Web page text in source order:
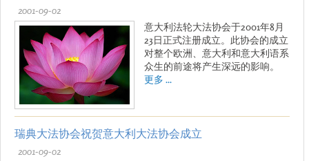
2001-09-02
意大利法轮大法协会于2001年8月
23日正式注册成立。此协会的成立
对整个欧洲、意大利和意大利语系
众生的前途将产生深远的影响。
更多 ...
瑞典大法协会祝贺意大利大法协会成立
2001-09-02